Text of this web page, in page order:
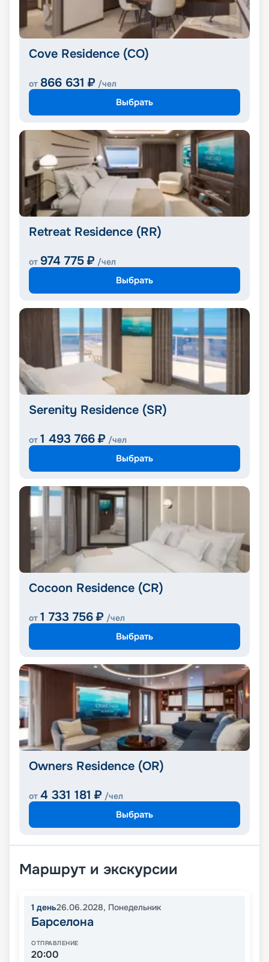
Cove Residence (CO)
от 866 631 ₽ /чел
Выбрать
Retreat Residence (RR)
от 974 775 ₽ /чел
Выбрать
Serenity Residence (SR)
от 1 493 766 ₽ /чел
Выбрать
Cocoon Residence (CR)
от 1 733 756 ₽ /чел
Выбрать
Owners Residence (OR)
от 4 331 181 ₽ /чел
Выбрать
Маршрут и экскурсии
1 день26.06.2028, Понедельник
Барселона
ОТПРАВЛЕНИЕ
20:00